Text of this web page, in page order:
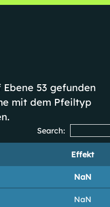
Ebene 53 gefunden
mit dem Pfeiltyp
Search:
Effekt
NaN
NaN